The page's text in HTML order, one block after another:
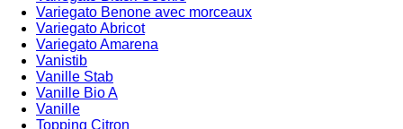
Variegato Benone avec morceaux
Variegato Abricot
Variegato Amarena
Vanistib
Vanille Stab
Vanille Bio A
Vanille
Topping Citron